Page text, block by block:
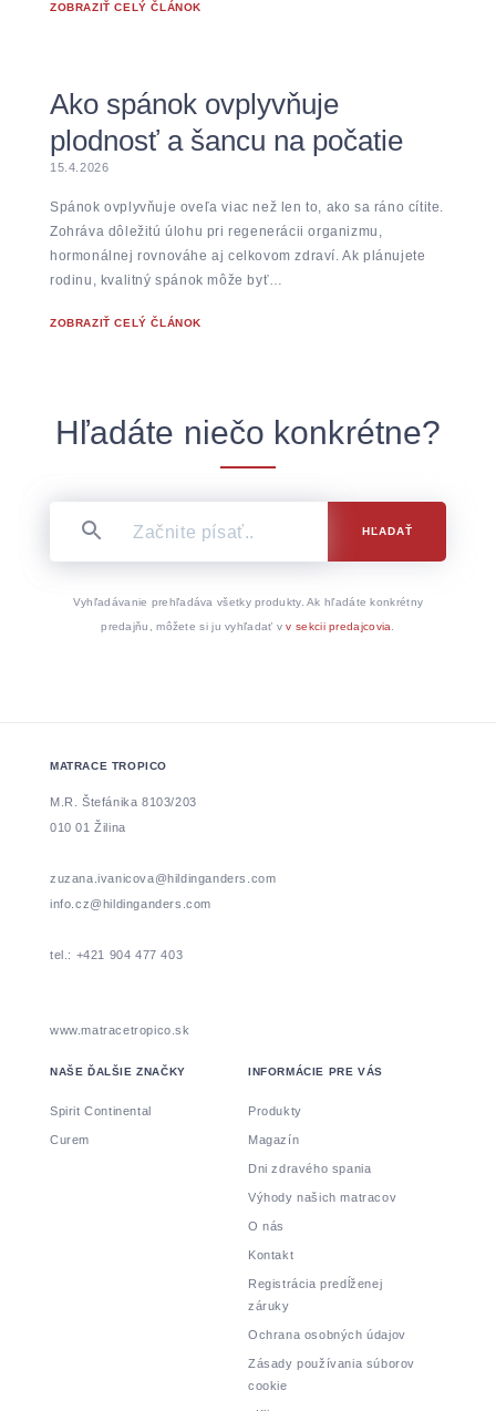
ZOBRAZIŤ CELÝ ČLÁNOK
Ako spánok ovplyvňuje
plodnosť a šancu na počatie
15.4.2026
Spánok ovplyvňuje oveľa viac než len to, ako sa ráno cítite.
Zohráva dôležitú úlohu pri regenerácii organizmu,
hormonálnej rovnováhe aj celkovom zdraví. Ak plánujete
rodinu, kvalitný spánok môže byť…
ZOBRAZIŤ CELÝ ČLÁNOK
Hľadáte niečo konkrétne?
HĽADAŤ
Vyhľadávanie prehľadáva všetky produkty. Ak hľadáte konkrétny
predajňu, môžete si ju vyhľadať vv sekcii predajcovia
MATRACE TROPICO
M.R. Štefánika 8103/203
010 01 Žilina
zuzana.ivanicova@hildinganders.com
info.cz@hildinganders.com
tel.: +421 904 477 403
www.matracetropico.sk
NAŠE ĎALŠIE ZNAČKY
Spirit Continental
Curem
INFORMÁCIE PRE VÁS
Produkty
Magazín
Dni zdravého spania
Výhody našich matracov
O nás
Kontakt
Registrácia predĺženej
záruky
Ochrana osobných údajov
Zásady používania súborov
cookie